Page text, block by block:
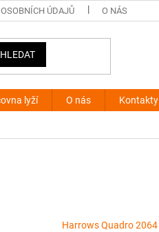
ÚDAJŮ O NÁS
HLEDAT
lyží O nás Kontakty
Harrows Quadro 2064